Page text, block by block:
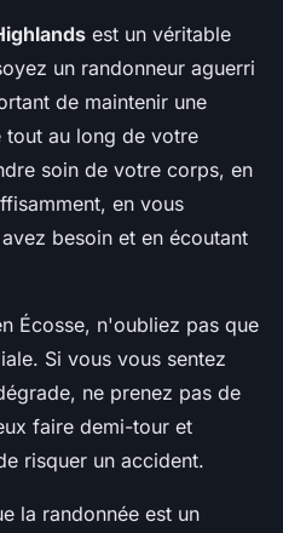
est un véritable
un randonneur aguerri
de maintenir une
tout au long de votre
soin de votre corps, en
en vous
besoin et en écoutant
Écosse, n'oubliez pas que
Si vous vous sentez
ne prenez pas de
faire demi-tour et
risquer un accident.
la randonnée est un